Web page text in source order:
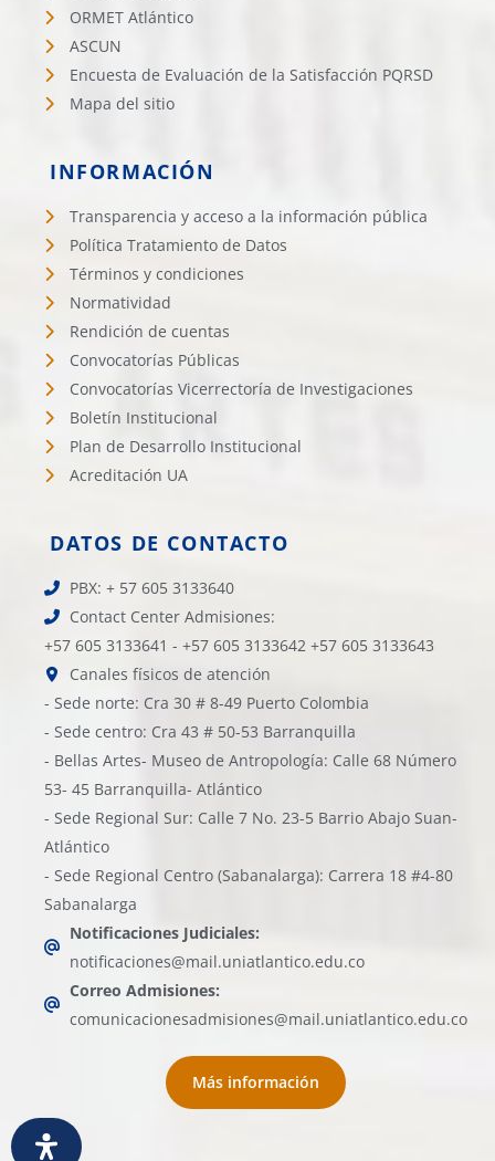
ORMET Atlántico
ASCUN
Encuesta de Evaluación de la Satisfacción PQRSD
Mapa del sitio
INFORMACIÓN
Transparencia y acceso a la información pública
Política Tratamiento de Datos
Términos y condiciones
Normatividad
Rendición de cuentas
Convocatorías Públicas
Convocatorías Vicerrectoría de Investigaciones
Boletín Institucional
Plan de Desarrollo Institucional
Acreditación UA
DATOS DE CONTACTO
PBX: + 57 605 3133640
Contact Center Admisiones:
+57 605 3133641 - +57 605 3133642 +57 605 3133643
Canales físicos de atención
- Sede norte: Cra 30 # 8-49 Puerto Colombia
- Sede centro: Cra 43 # 50-53 Barranquilla
- Bellas Artes- Museo de Antropología: Calle 68 Número
53- 45 Barranquilla- Atlántico
- Sede Regional Sur: Calle 7 No. 23-5 Barrio Abajo Suan-
Atlántico
- Sede Regional Centro (Sabanalarga): Carrera 18 #4-80
Sabanalarga
Notificaciones Judiciales:
notificaciones@mail.uniatlantico.edu.co
Correo Admisiones:
comunicacionesadmisiones@mail.uniatlantico.edu.co
Más información